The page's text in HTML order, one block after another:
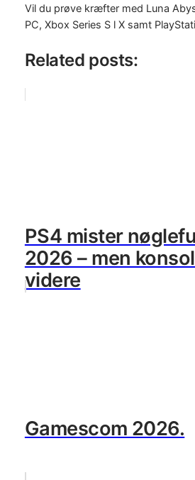
Vil du prøve kræfter med Luna
PC, Xbox Series S l X samt
Related posts:
PS4 mister
2026 – men
videre
Gamescom 2026.